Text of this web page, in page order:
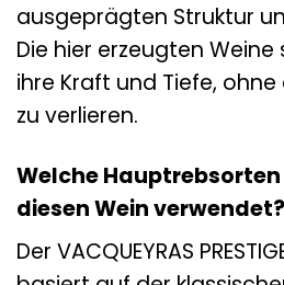
ausgeprägten Struktur
Die hier erzeugten
ihre Kraft und Tiefe,
zu verlieren.
Welche
diesen Wein verwendet?
Der VACQUEYRAS